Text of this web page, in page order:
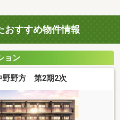
おすすめ物件情報
ョン
野野方 第2期2次